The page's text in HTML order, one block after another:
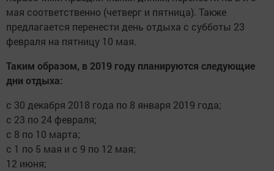
мая соответственно (четверг и пятница). Также
предлагается перенести день отдыха с субботы 23
февраля на пятницу 10 мая.
Таким образом, в 2019 году планируются следующие
дни отдыха:
с 30 декабря 2018 года по 8 января 2019 года;
с 23 по 24 февраля;
с 8 по 10 марта;
с 1 по 5 мая и с 9 по 12 мая;
12 июня;